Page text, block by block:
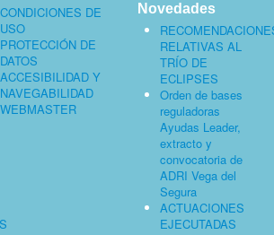
CONDICIONES DE
USO
PROTECCIÓN DE
DATOS
ACCESIBILIDAD Y
NAVEGABILIDAD
WEBMASTER
Novedades
RELATIVAS AL
TRÍO DE
ECLIPSES
Orden de bases
reguladoras
Ayudas Leader,
extracto y
convocatoria de
ADRI Vega del
Segura
ACTUACIONES
EJECUTADAS